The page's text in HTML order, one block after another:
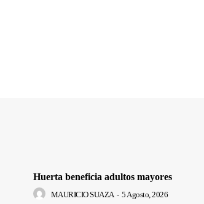
Huerta beneficia adultos mayores
MAURICIO SUAZA - 5 Agosto, 2026